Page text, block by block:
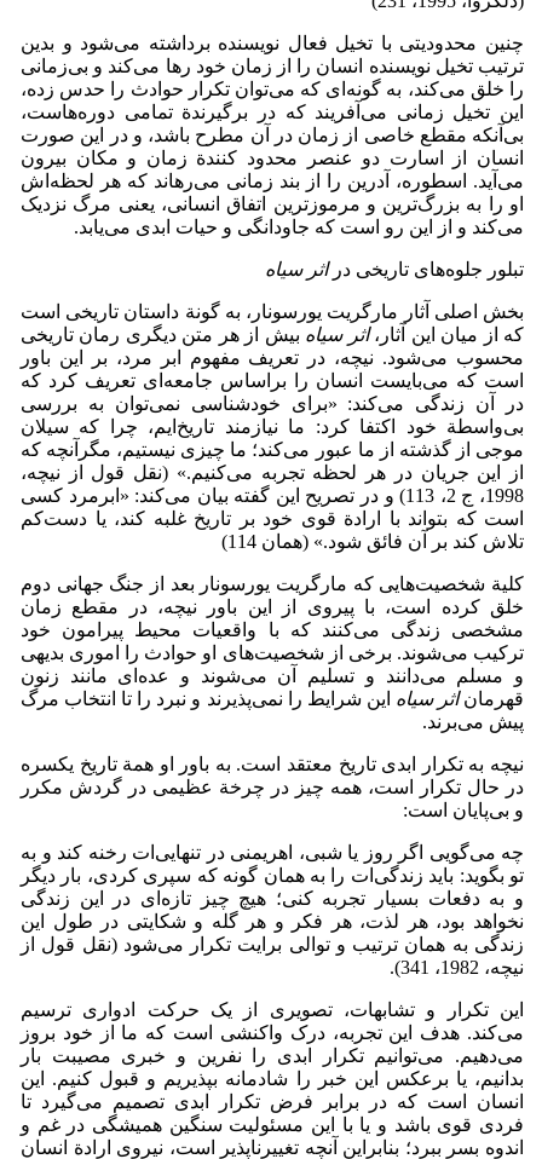
چنین محدودیتی با تخیل فعال نویسنده برداشته می‌شود و بدین
ترتیب تخیل نویسنده انسان را از زمان خود رها می‌کند و بی‌زمانی
را خلق می‌کند، به گونه‌ای که می‌توان تکرار حوادث را حدس زده،
این تخیل زمانی می‌آفریند که در برگیرندة تمامی دوره‌هاست،
بی‌آنکه مقطع خاصی از زمان در آن مطرح باشد، و در این صورت
انسان از اسارت دو عنصر محدود کنندة زمان و مکان بیرون
می‌آید. اسطوره، آدرین را از بند زمانی می‌رهاند که هر لحظه‌اش
او را به بزرگ‌ترین و مرموزترین اتفاق انسانی، یعنی مرگ نزدیک
می‌کند و از این رو است که جاودانگی و حیات ابدی می‌یابد.
تبلور جلوه‌های تاریخی دراثر سیاه
بخش اصلی آثار مارگریت یورسونار، به گونة داستان تاریخی است
که از میان این آثار،اثر سیاه بیش از هر متن دیگری رمان تاریخی
محسوب می‌شود. نیچه، در تعریف مفهوم ابر مرد، بر این باور
است که می‌بایست انسان را براساس جامعه‌ای تعریف کرد که
در آن زندگی می‌کند: «برای خودشناسی نمی‌توان به بررسی
بی‌واسطة خود اکتفا کرد: ما نیازمند تاریخ‌ایم، چرا که سیلان
موجی از گذشته از ما عبور می‌کند؛ ما چیزی نیستیم، مگرآنچه که
از این جریان در هر لحظه تجربه می‌کنیم.» (نقل قول از نیچه،
1998، ج 2، 113) و در تصریح این گفته بیان می‌کند: «ابرمرد کسی
است که بتواند با ارادة قوی خود بر تاریخ غلبه کند، یا دست‌کم
تلاش کند بر آن فائق شود.» (همان 114)
کلیة شخصیت‌هایی که مارگریت یورسونار بعد از جنگ جهانی دوم
خلق کرده است، با پیروی از این باور نیچه، در مقطع زمان
مشخصی زندگی می‌کنند که با واقعیات محیط پیرامون خود
ترکیب می‌شوند. برخی از شخصیت‌های او حوادث را اموری بدیهی
و مسلم می‌دانند و تسلیم آن می‌شوند و عده‌ای مانند زنون
قهرماناثر سیاه این شرایط را نمی‌پذیرند و نبرد را تا انتخاب مرگ
پیش می‌برند.
نیچه به تکرار ابدی تاریخ معتقد است. به باور او همة تاریخ یکسره
در حال تکرار است، همه چیز در چرخة عظیمی در گردش مکرر
و بی‌پایان است:
چه می‌گویی اگر روز یا شبی، اهریمنی در تنهایی‌ات رخنه کند و به
تو بگوید: باید زندگی‌ات را به همان گونه که سپری کردی، بار دیگر
و به دفعات بسیار تجربه کنی؛ هیچ چیز تازه‌ای در این زندگی
نخواهد بود، هر لذت، هر فکر و هر گله و شکایتی در طول این
زندگی به همان ترتیب و توالی برایت تکرار می‌شود (نقل قول از
نیچه، 1982، 341).
این تکرار و تشابهات، تصویری از یک حرکت ادواری ترسیم
می‌کند. هدف این تجربه، درک واکنشی است که ما از خود بروز
می‌دهیم. می‌توانیم تکرار ابدی را نفرین و خبری مصیبت بار
بدانیم، یا برعکس این خبر را شادمانه بپذیریم و قبول کنیم. این
انسان است که در برابر فرض تکرار ابدی تصمیم می‌گیرد تا
فردی قوی باشد و یا با این مسئولیت سنگین همیشگی در غم و
اندوه بسر ببرد؛ بنابراین آنچه تغییرناپذیر است، نیروی ارادة انسان